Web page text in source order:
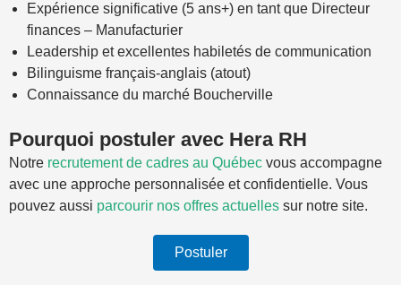
Expérience significative (5 ans+) en tant que Directeur
finances – Manufacturier
Leadership et excellentes habiletés de communication
Bilinguisme français-anglais (atout)
Connaissance du marché Boucherville
Pourquoi postuler avec Hera RH
Notre recrutement de cadres au Québec vous accompagne
avec une approche personnalisée et confidentielle. Vous
pouvez aussi parcourir nos offres actuelles sur notre site.
Postuler